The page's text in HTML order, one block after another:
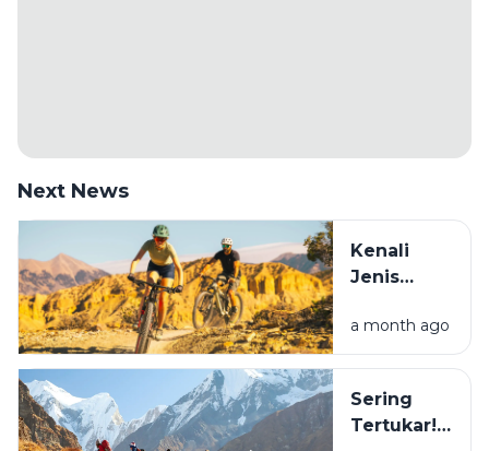
Next News
Kenali
Jenis
Sebelum
Beli: Mana
Cocok
Buat
a month ago
Sering
Tertukar!